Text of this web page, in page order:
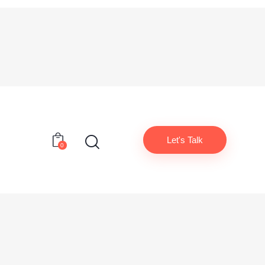
0
Let's Talk